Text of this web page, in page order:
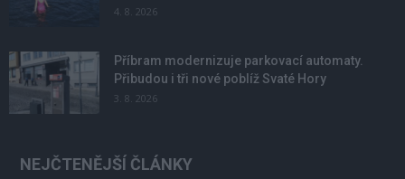
4. 8. 2026
Příbram modernizuje parkovací automaty.
Přibudou i tři nové poblíž Svaté Hory
3. 8. 2026
NEJČTENĚJŠÍ ČLÁNKY